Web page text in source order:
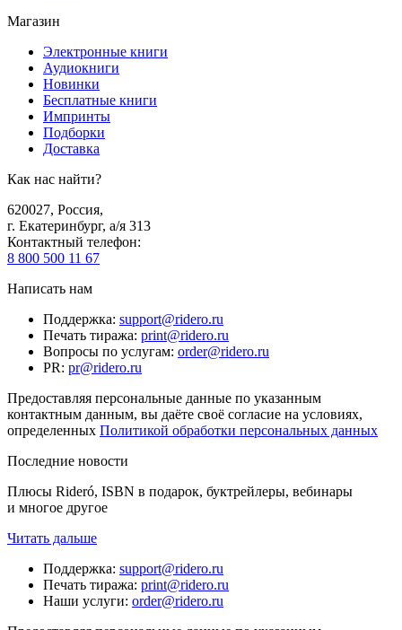
Магазин
Электронные книги
Аудиокниги
Новинки
Бесплатные книги
Импринты
Подборки
Доставка
Как нас найти?
620027, Россия,
г. Екатеринбург, а/я 313
Контактный телефон:
8 800 500 11 67
Написать нам
Поддержка: support@ridero.ru
Печать тиража: print@ridero.ru
Вопросы по услугам: order@ridero.ru
PR: pr@ridero.ru
Предоставляя персональные данные по указанным
контактным данным, вы даёте своё согласие на условиях,
определенных Политикой обработки персональных данных
Последние новости
Плюсы Rideró, ISBN в подарок, буктрейлеры, вебинары
и многое другое
Читать дальше
Поддержка: support@ridero.ru
Печать тиража: print@ridero.ru
Наши услуги: order@ridero.ru